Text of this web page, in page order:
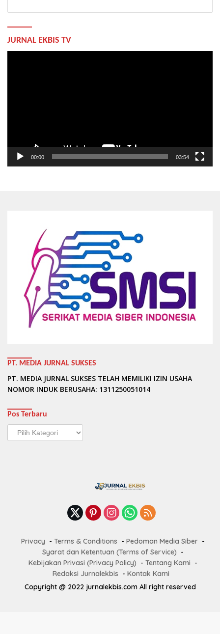
JURNAL EKBIS TV
00:00 03:54
PT. MEDIA JURNAL SUKSES
PT. MEDIA JURNAL SUKSES TELAH MEMILIKI IZIN USAHA
NOMOR INDUK BERUSAHA: 1311250051014
Pos Terbaru
Pos
Terbaru
Privacy Terms & Conditions
Pedoman Media Siber
Syarat dan Ketentuan (Terms of Service)
Kebijakan Privasi (Privacy Policy)
Tentang Kami
Redaksi Jurnalekbis
Kontak Kami
Copyright @ 2022 jurnalekbis.com All right reserved